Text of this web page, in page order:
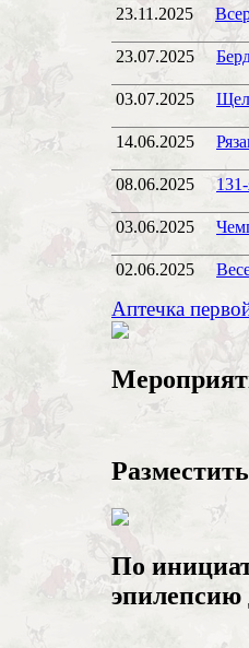
23.11.2025
23.07.2025
03.07.2025
14.06.2025
08.06.2025
03.06.2025
02.06.2025
Аптечка
По